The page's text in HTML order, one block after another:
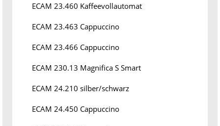
ECAM 23.460 Kaffeevollautomat
ECAM 23.463 Cappuccino
ECAM 23.466 Cappuccino
ECAM 230.13 Magnifica S Smart
ECAM 24.210 silber/schwarz
ECAM 24.450 Cappuccino